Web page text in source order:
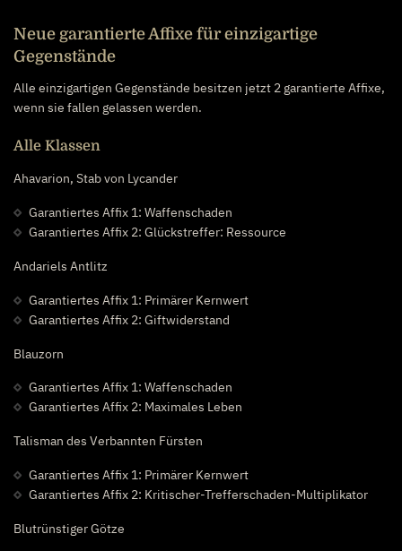
Neue garantierte Affixe für einzigartige
Gegenstände
Alle einzigartigen Gegenstände besitzen jetzt 2 garantierte Affixe,
wenn sie fallen gelassen werden.
Alle Klassen
Ahavarion, Stab von Lycander
Garantiertes Affix 1: Waffenschaden
Garantiertes Affix 2: Glückstreffer: Ressource
Andariels Antlitz
Garantiertes Affix 1: Primärer Kernwert
Garantiertes Affix 2: Giftwiderstand
Blauzorn
Garantiertes Affix 1: Waffenschaden
Garantiertes Affix 2: Maximales Leben
Talisman des Verbannten Fürsten
Garantiertes Affix 1: Primärer Kernwert
Garantiertes Affix 2: Kritischer-Trefferschaden-Multiplikator
Blutrünstiger Götze